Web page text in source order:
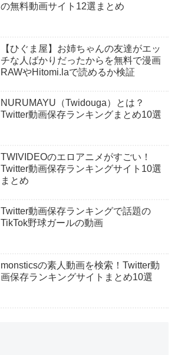
の無料動画サイト12選まとめ
【ひぐま屋】お姉ちゃんの友達がエッ
チな人ばかりだったからを無料で漫画
RAWやHitomi.laで読めるか検証
NURUMAYU（Twidouga）とは？
Twitter動画保存ランキングまとめ10選
TWIVIDEOのエロアニメがすごい！
Twitter動画保存ランキングサイト10選
まとめ
Twitter動画保存ランキングで話題の
TikTok野球ガールの動画
monsticsの素人動画を検索！Twitter動
画保存ランキングサイトまとめ10選